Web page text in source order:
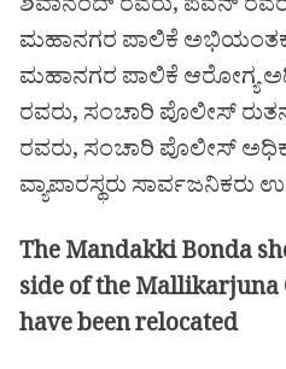
ಶಿವಾನಂದ್ ರವರು, ಪವನ್
ಮಹಾನಗರ ಪಾಲಿಕೆ
ಮಹಾನಗರ ಪಾಲಿಕೆ ಆರೋಗ್ಯ
ರವರು, ಸಂಚಾರಿ ಪೊಲೀಸ್
ರವರು, ಸಂಚಾರಿ ಪೊಲೀಸ್
ವ್ಯಾಪಾರಸ್ಥರು ಸಾರ್ವಜನಿಕರು
The Mandakki Bonda
side of the
have been relocated